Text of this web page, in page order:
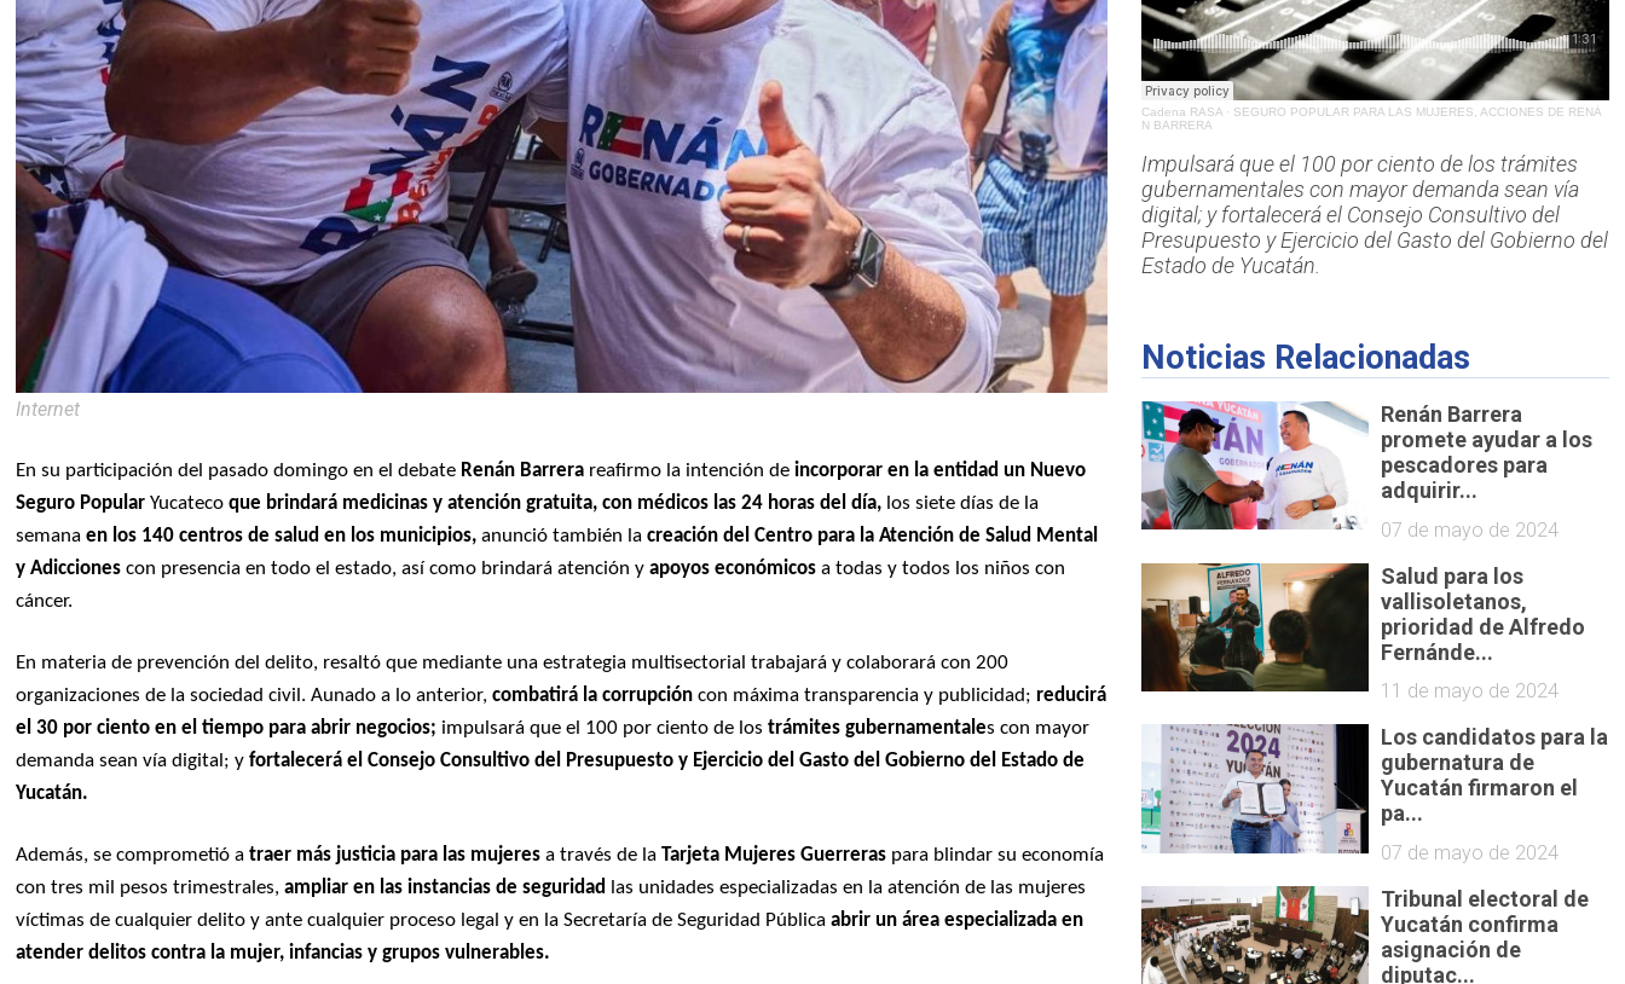
Internet
En su participación del pasado domingo en el debate Renán Barrera reafirmo la intención de incorporar en la entidad un Nuevo
Seguro Popular Yucatecoque brindará medicinas y atención gratuita, con médicos las 24 horas del día, los siete días de la
semanaen los 140 centros de salud en los municipios, anunció también lacreación del Centro para la Atención de Salud Mental
y Adicciones con presencia en todo el estado, así como brindará atención yapoyos económicos a todas y todos los niños con
cáncer.
En materia de prevención del delito, resaltó que mediante una estrategia multisectorial trabajará y colaborará con 200
organizaciones de la sociedad civil. Aunado a lo anterior, combatirá la corrupción con máxima transparencia y publicidad;reducirá
el 30 por ciento en el tiempo para abrir negocios; impulsará que el 100 por ciento de los trámites gubernamentales con mayor
demanda sean vía digital; yfortalecerá el Consejo Consultivo del Presupuesto y Ejercicio del Gasto del Gobierno del Estado de
Yucatán.
Además, se comprometió a traer más justicia para las mujeres a través de la Tarjeta Mujeres Guerreras para blindar su economía
con tres mil pesos trimestrales,ampliar en las instancias de seguridad las unidades especializadas en la atención de las mujeres
víctimas de cualquier delito y ante cualquier proceso legal y en la Secretaría de Seguridad Públicaabrir un área especializada en
atender delitos contra la mujer, infancias y grupos vulnerables.
Cadena RASA· SEGURO POPULAR PARA LAS MUJERES, ACCIONES DE RENÁ
N BARRERA
Impulsará que el 100 por ciento de los trámites
gubernamentales con mayor demanda sean vía
digital; y fortalecerá el Consejo Consultivo del
Presupuesto y Ejercicio del Gasto del Gobierno del
Estado de Yucatán.
Noticias Relacionadas
Renán Barrera
promete ayudar a los
pescadores para
adquirir...
07 de mayo de 2024
Salud para los
vallisoletanos,
prioridad de Alfredo
Fernánde...
11 de mayo de 2024
Los candidatos para la
gubernatura de
Yucatán firmaron el
pa...
07 de mayo de 2024
Tribunal electoral de
Yucatán confirma
asignación de
diputac...